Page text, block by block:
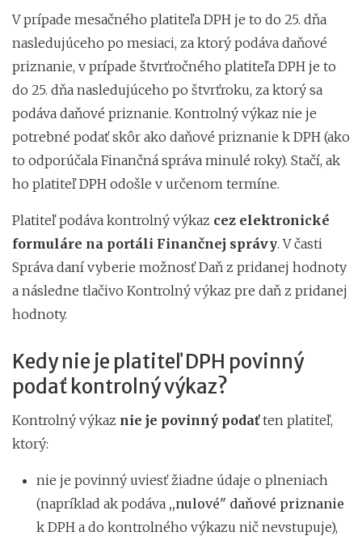
V prípade mesačného platiteľa DPH je to do 25. dňa
nasledujúceho po mesiaci, za ktorý podáva daňové
priznanie, v prípade štvrťročného platiteľa DPH je to
do 25. dňa nasledujúceho po štvrťroku, za ktorý sa
podáva daňové priznanie. Kontrolný výkaz nie je
potrebné podať skôr ako daňové priznanie k DPH (ako
to odporúčala Finančná správa minulé roky). Stačí, ak
ho platiteľ DPH odošle v určenom termíne.
Platiteľ podáva kontrolný výkaz cez elektronické
formuláre na portáli Finančnej správy. V časti
Správa daní vyberie možnosť Daň z pridanej hodnoty
a následne tlačivo Kontrolný výkaz pre daň z pridanej
hodnoty.
Kedy nie je platiteľ DPH povinný
podať kontrolný výkaz?
Kontrolný výkaz nie je povinný podaťten platiteľ,
ktorý:
nie je povinný uviesť žiadne údaje o plneniach
(napríklad ak podáva ,,nulové" daňové priznanie
k DPH a do kontrolného výkazu nič nevstupuje),